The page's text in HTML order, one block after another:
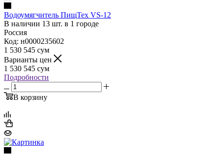
Водоумягчитель ПищТех VS-12
В наличии 13 шт. в 1 городе
Россия
Код: н0000235602
1 530 545 сум
Варианты цен
1 530 545 сум
Подробности
В корзину